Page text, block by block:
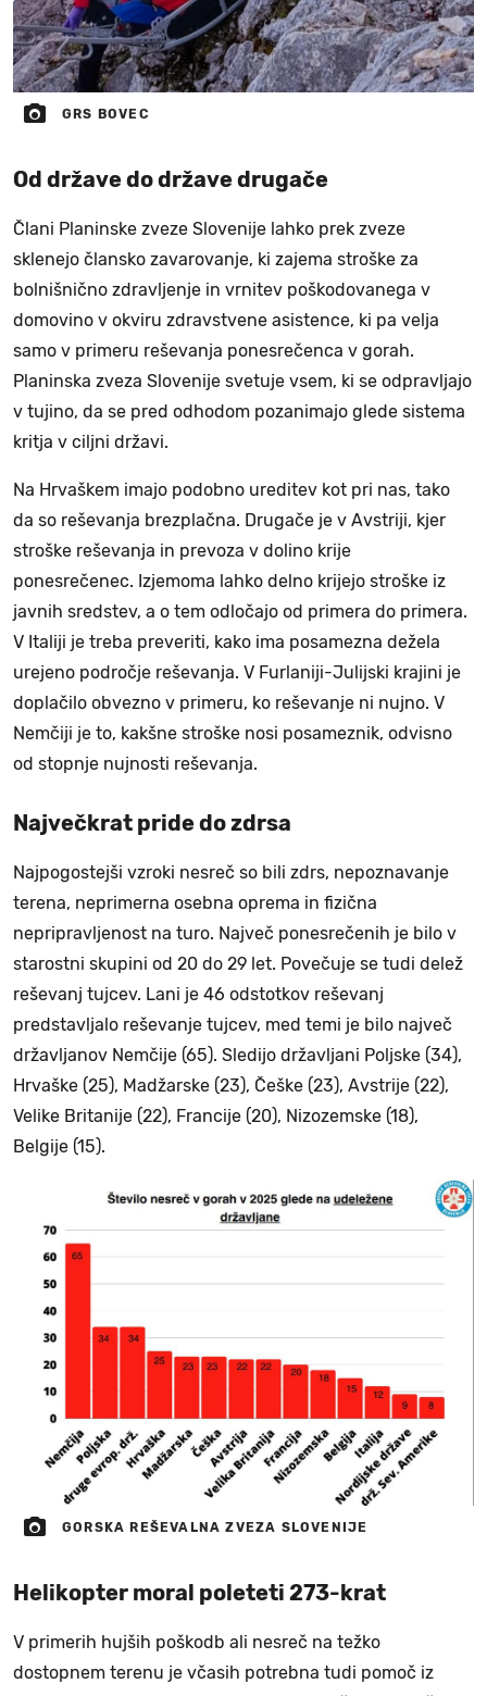
GRS BOVEC
Od države do države drugače
Člani Planinske zveze Slovenije lahko prek zveze
sklenejo člansko zavarovanje, ki zajema stroške za
bolnišnično zdravljenje in vrnitev poškodovanega v
domovino v okviru zdravstvene asistence, ki pa velja
samo v primeru reševanja ponesrečenca v gorah.
Planinska zveza Slovenije svetuje vsem, ki se odpravljajo
v tujino, da se pred odhodom pozanimajo glede sistema
kritja v ciljni državi.
Na Hrvaškem imajo podobno ureditev kot pri nas, tako
da so reševanja brezplačna. Drugače je v Avstriji, kjer
stroške reševanja in prevoza v dolino krije
ponesrečenec. Izjemoma lahko delno krijejo stroške iz
javnih sredstev, a o tem odločajo od primera do primera.
V Italiji je treba preveriti, kako ima posamezna dežela
urejeno področje reševanja. V Furlaniji-Julijski krajini je
doplačilo obvezno v primeru, ko reševanje ni nujno. V
Nemčiji je to, kakšne stroške nosi posameznik, odvisno
od stopnje nujnosti reševanja.
Največkrat pride do zdrsa
Najpogostejši vzroki nesreč so bili zdrs, nepoznavanje
terena, neprimerna osebna oprema in fizična
nepripravljenost na turo. Največ ponesrečenih je bilo v
starostni skupini od 20 do 29 let. Povečuje se tudi delež
reševanj tujcev. Lani je 46 odstotkov reševanj
predstavljalo reševanje tujcev, med temi je bilo največ
državljanov Nemčije (65). Sledijo državljani Poljske (34),
Hrvaške (25), Madžarske (23), Češke (23), Avstrije (22),
Velike Britanije (22), Francije (20), Nizozemske (18),
Belgije (15).
GORSKA REŠEVALNA ZVEZA SLOVENIJE
Helikopter moral poleteti 273-krat
V primerih hujših poškodb ali nesreč na težko
dostopnem terenu je včasih potrebna tudi pomoč iz